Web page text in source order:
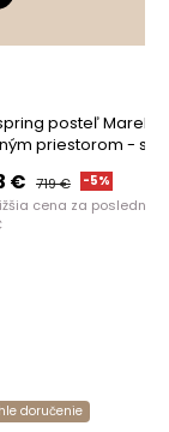
posteľ Mareli
priestorom -
€ 719€ -5%
cena za
doručenie